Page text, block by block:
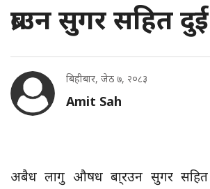
ब्राउन सुगर सहित
बिहीबार, जेठ ७, २०८३
Amit Sah
अबैध लागु औषध बा्रउन सुगर सहित